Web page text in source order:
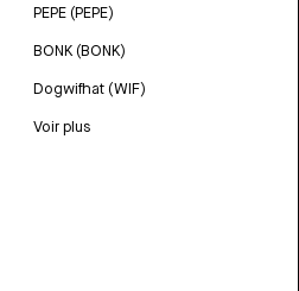
PEPE (PEPE)
BONK (BONK)
Dogwifhat (WIF)
Voir plus